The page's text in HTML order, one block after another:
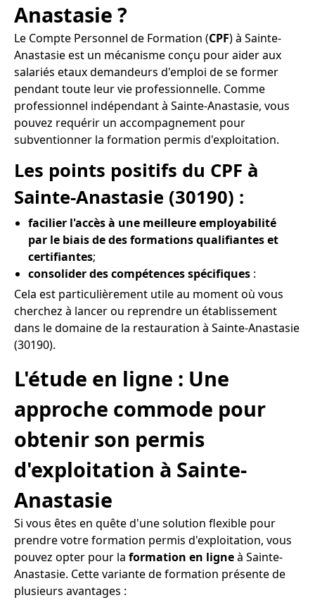
Anastasie ?
Le Compte Personnel de Formation (CPF) à Sainte-
Anastasie est un mécanisme conçu pour aider aux
salariés etaux demandeurs d'emploi de se former
pendant toute leur vie professionnelle. Comme
professionnel indépendant à Sainte-Anastasie, vous
pouvez requérir un accompagnement pour
subventionner la formation permis d'exploitation.
Les points positifs du CPF à
Sainte-Anastasie (30190) :
facilier l'accès à une meilleure employabilité
par le biais de des formations qualifiantes et
certifiantes;
consolider des compétences spécifiques :
Cela est particulièrement utile au moment où vous
cherchez à lancer ou reprendre un établissement
dans le domaine de la restauration à Sainte-Anastasie
(30190).
L'étude en ligne : Une
approche commode pour
obtenir son permis
d'exploitation à Sainte-
Anastasie
Si vous êtes en quête d'une solution flexible pour
prendre votre formation permis d'exploitation, vous
pouvez opter pour la formation en ligneà Sainte-
Anastasie. Cette variante de formation présente de
plusieurs avantages :